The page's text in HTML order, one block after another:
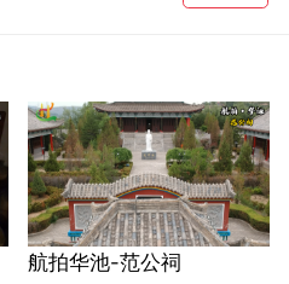
航拍华池-范公祠